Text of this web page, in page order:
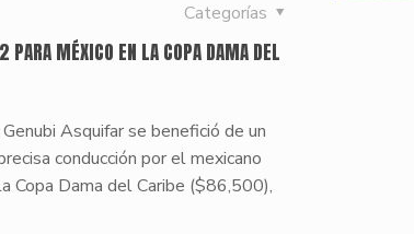
Categorías
PARA MÉXICO EN LA COPA DAMA DEL
Asquifar se benefició de un
conducción por el mexicano
Copa Dama del Caribe ($86,500),